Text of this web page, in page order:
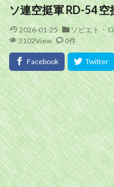
ソ連空挺軍 RD-54 空
2026-01-25 ソビエト・
3102View
0件